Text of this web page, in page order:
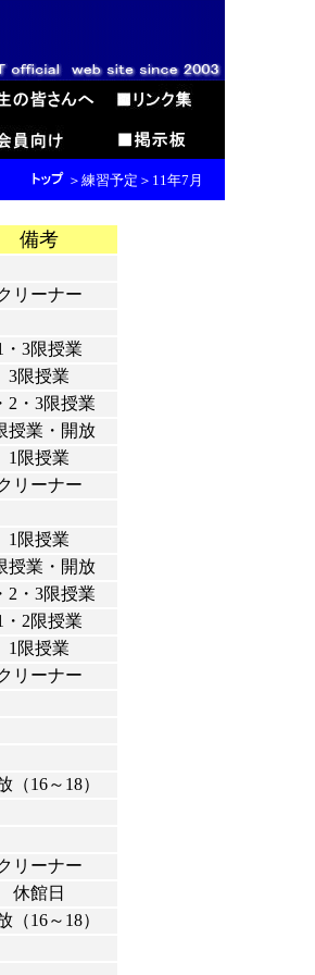
備考
リーナー
・3限授業
3限授業
2・3限授業
授業・開放
1限授業
リーナー
1限授業
授業・開放
2・3限授業
・2限授業
1限授業
リーナー
（16～18）
リーナー
休館日
（16～18）
＞練習予定＞11年7月